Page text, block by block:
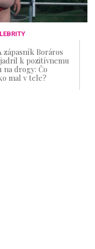
zápasník Boráros
k pozitívnemu
na drogy: Čo
mal v tele?